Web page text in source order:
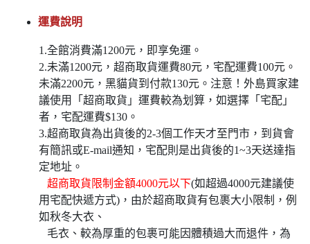
運費說明
1.全館消費滿1200元，即享免運。
2.未滿1200元，超商取貨運費80元，宅配運費100元。
未滿2200元，黑貓貨到付款130元。注意！外島買家建
議使用「超商取貨」運費較為划算，如選擇「宅配」
者，宅配運費$130。
3.超商取貨為出貨後的2-3個工作天才至門市，到貨會
有簡訊或E-mail通知，宅配則是出貨後的1~3天送達指
定地址。
超商取貨限制金額4000元以下(如超過4000元建議使
用宅配快遞方式)，由於超商取貨有包裹大小限制，例
如秋冬大衣、
毛衣、較為厚重的包裹可能因體積過大而退件，為